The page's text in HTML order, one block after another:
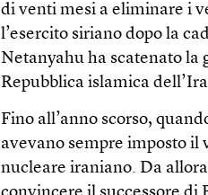
di venti mesi a eliminare i
l’esercito siriano dopo la
Netanyahu ha scatenato la
Repubblica islamica
Fino all’anno scorso,
avevano sempre imposto
nucleare iraniano. Da